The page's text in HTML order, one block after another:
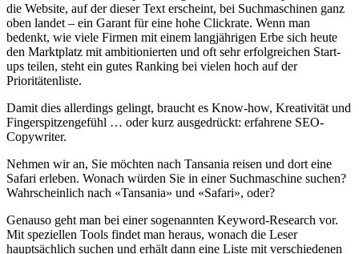
die Website, auf der dieser Text erscheint, bei Suchmaschinen ganz
oben landet – ein Garant für eine hohe Clickrate. Wenn man
bedenkt, wie viele Firmen mit einem langjährigen Erbe sich heute
den Marktplatz mit ambitionierten und oft sehr erfolgreichen Start-
ups teilen, steht ein gutes Ranking bei vielen hoch auf der
Prioritätenliste.
Damit dies allerdings gelingt, braucht es Know-how, Kreativität und
Fingerspitzengefühl … oder kurz ausgedrückt: erfahrene SEO-
Copywriter.
Nehmen wir an, Sie möchten nach Tansania reisen und dort eine
Safari erleben. Wonach würden Sie in einer Suchmaschine suchen?
Wahrscheinlich nach «Tansania» und «Safari», oder?
Genauso geht man bei einer sogenannten Keyword-Research vor.
Mit speziellen Tools findet man heraus, wonach die Leser
hauptsächlich suchen und erhält dann eine Liste mit verschiedenen